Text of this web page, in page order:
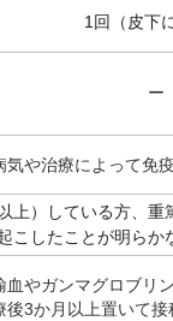
1回（皮下
ー
気や治療によって免
上）している方、重
こしたことが明ら
血やガンマグロブリ
後3か月以上置いて接